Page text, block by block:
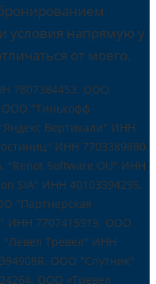
условия напрямую у
от моего.
7807384453. ООО
"Тинькофф
Вертикали" ИНН
ИНН 7703389880.
"Renot Software OU" ИНН
SIA" ИНН 40103394295.
"Партнерская
ИНН 7707415919. OOO
Тревел" ИНН
ООО "Спутник"
ООО «Тревел